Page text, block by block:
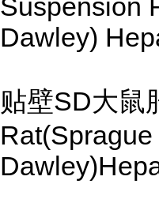
Suspension
Dawley)
贴壁SD大鼠
Rat(Sprague